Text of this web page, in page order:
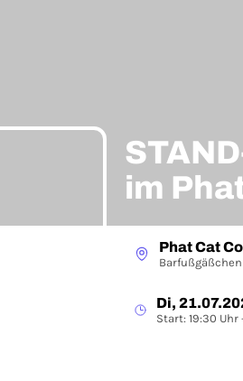
im
Phat Cat
Barfußgäßchen
Di,
Start: 19:30